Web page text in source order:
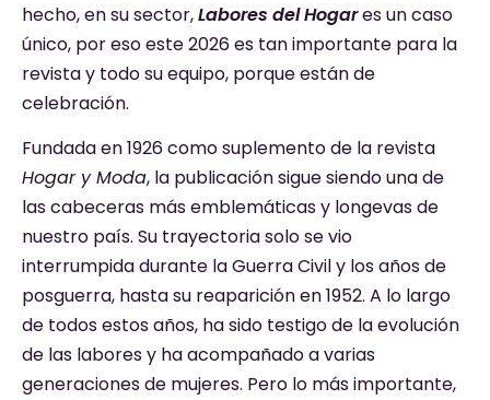
hecho, en su sector,Labores del Hogares un caso
único, por eso este 2026 es tan importante para la
revista y todo su equipo, porque están de
celebración.
Fundada en 1926 como suplemento de la revista
Hogar y Moda, la publicación sigue siendo una de
las cabeceras más emblemáticas y longevas de
nuestro país. Su trayectoria solo se vio
interrumpida durante la Guerra Civil y los años de
posguerra, hasta su reaparición en 1952. A lo largo
de todos estos años, ha sido testigo de la evolución
de las labores y ha acompañado a varias
generaciones de mujeres. Pero lo más importante,